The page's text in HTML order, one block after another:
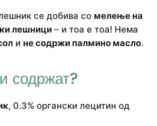
се добива со мелење на
лешници – и тоа е тоа! Нема
и не содржи палмино масло.
содржат?
, 0.3% органски лецитин од